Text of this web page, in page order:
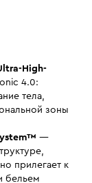
High-
4.0:
тела,
зоны
—
прилегает к
бельем